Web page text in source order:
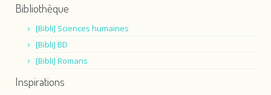
Bibliothèque
[Bibli] Sciences humaines
[Bibli] BD
[Bibli] Romans
Inspirations